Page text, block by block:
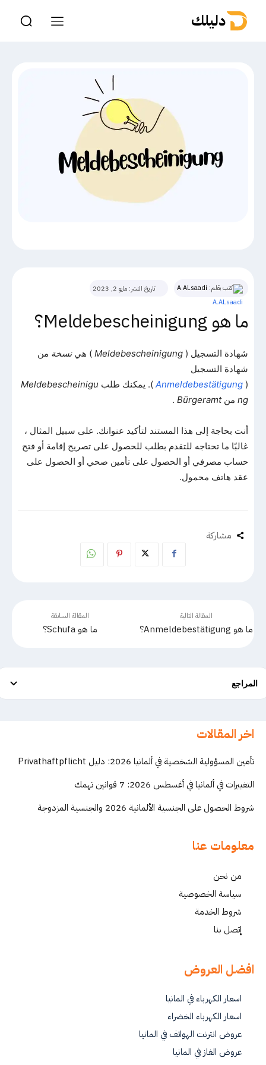
دليلك
كتب بقلم: A.ALsaadi تاريخ النشر: مايو 2, 2023
ما هو Meldebescheinigung؟
شهادة التسجيل ( Meldebescheinigung ) هينسخة من
شهادة التسجيل
(
Anmeldebestätigung ). يمكنك طلب Meldebescheinigu
ng منBürgeramt
.
أنت بحاجة إلى هذا المستند لتأكيد عنوانك. على سبيل المثال ،
غالبًا ما تحتاجه للتقدم بطلب للحصول على تصريح إقامة أو فتح
حساب مصرفي أو الحصول على تأمين صحي أو الحصول على
عقد هاتف محمول.
مشاركة
المقالة السابقة
ما هو Schufa؟
المقالة التالية
ما هو Anmeldebestätigung؟
المراجع
اخر المقالات
تأمين المسؤولية الشخصية في ألمانيا 2026: دليل Privathaftpflicht
التغييرات في ألمانيا في أغسطس 2026: 7 قوانين تهمك
شروط الحصول على الجنسية الألمانية 2026 والجنسية المزدوجة
معلومات عنا
من نحن
سياسة الخصوصية
شروط الخدمة
إتصل بنا
افضل العروض
اسعار الكهرباء في المانيا
اسعار الكهرباء الخضراء
عروض انترنت الهواتف في المانيا
عروض الغاز في المانيا